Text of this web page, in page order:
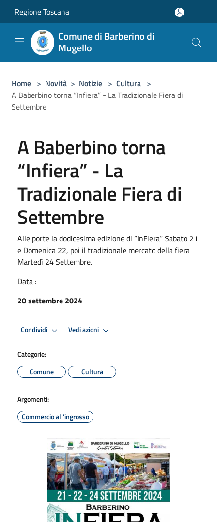
Regione Toscana
Comune di Barberino di
Mugello
Home > Novità > Notizie > Cultura >
A Baberbino torna “Infiera” - La Tradizionale Fiera di
Settembre
A Baberbino torna
“Infiera” - La
Tradizionale Fiera di
Settembre
Alle porte la dodicesima edizione di “InFiera” Sabato 21
e Domenica 22, poi il tradizionale mercato della fiera
Martedì 24 Settembre.
Data :
20 settembre 2024
Condividi Vedi azioni
Categorie:
Comune
Cultura
Argomenti:
Commercio all'ingrosso